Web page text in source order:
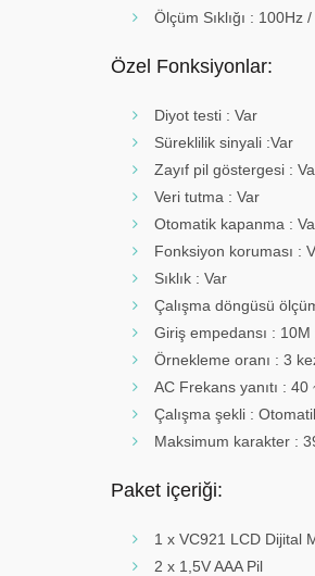
Ölçüm Sıklığı :
Özel Fonksiyonlar:
Diyot testi : Var
Süreklilik sinyali :Var
Zayıf pil göstergesi :
Veri tutma : Var
Otomatik kapanma :
Fonksiyon koruması :
Sıklık : Var
Çalışma döngüsü
Giriş empedansı :
Örnekleme oranı : 3
AC Frekans yanıtı : 40
Çalışma şekli :
Maksimum karakter :
Paket içeriği:
1 x VC921 LCD Dijital
2 x 1,5V AAA Pil